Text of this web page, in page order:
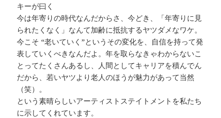
キーが曰く
今は年寄りの時代なんだからさ、今どき、「年寄りに見
られたくなく」なんて加齢に抵抗するヤツダメなワケ。
今こそ “老いていく”というその変化を、自信を持って発
表していくべきなんだよ。年を取らなきゃわからないこ
とってたくさんあるし、人間としてキャリアを積んでん
だから、若いヤツより老人のほうが魅力があって当然
（笑）。
という素晴らしいアーティストステイトメントを私たち
に示してくれています。